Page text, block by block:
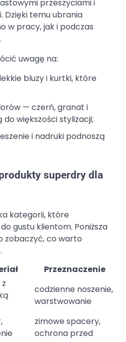
przeszyciami i
Dzięki temu ubrania
w pracy, jak i podczas
uwagę na:
bluzy i kurtki, które
— czerń, granat i
większości stylizacji;
i nadruki podnoszą
superdry dla
kategorii, które
gustu klientom. Poniższa
zobaczyć, co warto
Przeznaczenie
codzienne noszenie,
warstwowanie
zimowe spacery,
ochrona przed